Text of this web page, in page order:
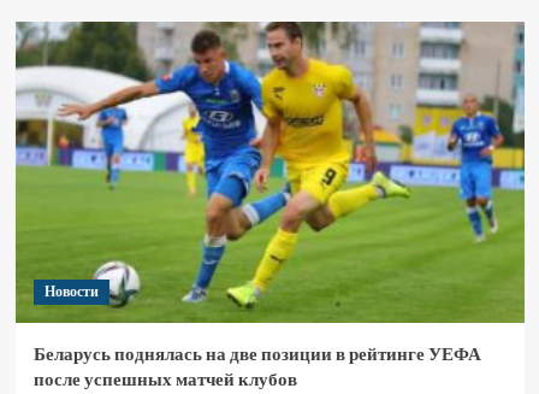
Новости
Беларусь поднялась на две позиции в рейтинге УЕФА
после успешных матчей клубов